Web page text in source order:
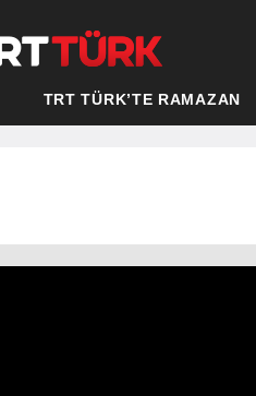
TRT TÜRK’TE RAMAZAN